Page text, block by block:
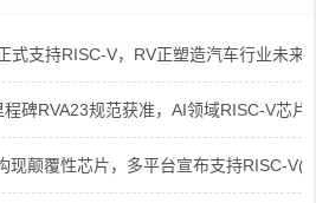
式支持RISC-V，RV正塑造汽车行业未来
碑RVA23规范获准，AI领域RISC-V芯
现颠覆性芯片，多平台宣布支持RISC-V(